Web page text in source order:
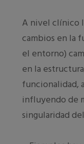
A nivel clínico
cambios en la
el entorno)
en la
funcionalidad,
influyendo de
singularidad